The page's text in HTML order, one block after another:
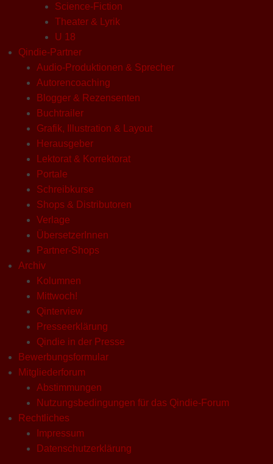
Science-Fiction
Theater & Lyrik
U 18
Qindie-Partner
Audio-Produktionen & Sprecher
Autorencoaching
Blogger & Rezensenten
Buchtrailer
Grafik, Illustration & Layout
Herausgeber
Lektorat & Korrektorat
Portale
Schreibkurse
Shops & Distributoren
Verlage
ÜbersetzerInnen
Partner-Shops
Archiv
Kolumnen
Mittwoch!
Qinterview
Presseerklärung
Qindie in der Presse
Bewerbungsformular
Mitgliederforum
Abstimmungen
Nutzungsbedingungen für das Qindie-Forum
Rechtliches
Impressum
Datenschutzerklärung